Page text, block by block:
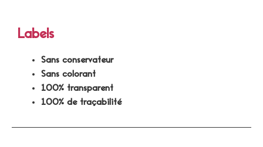
Labels
Sans conservateur
Sans colorant
100% transparent
100% de traçabilité